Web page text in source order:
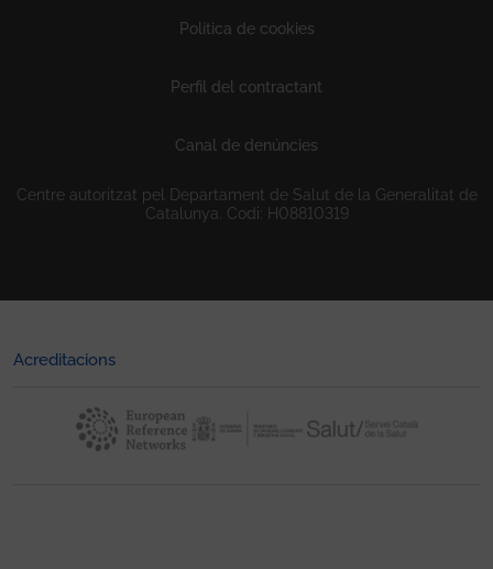
Política de cookies
Perfil del contractant
Canal de denúncies
Centre autoritzat pel Departament de Salut de la Generalitat de
Catalunya. Codi: H08810319
Acreditacions